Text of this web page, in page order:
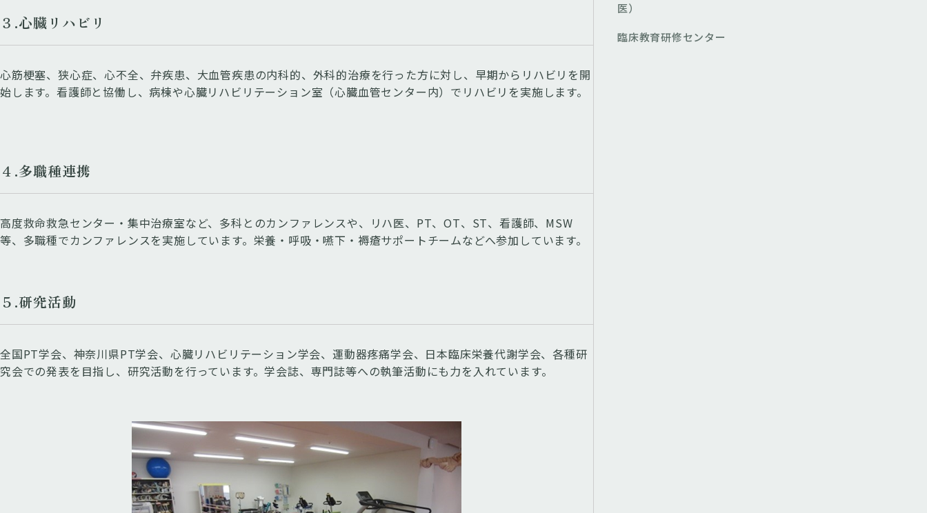
３.心臓リハビリ
心筋梗塞、狭心症、心不全、弁疾患、大血管疾患の内科的、外科的治療を行った方に対し、早期からリハビリを開
始します。看護師と協働し、病棟や心臓リハビリテーション室（心臓血管センター内）でリハビリを実施します。
４.多職種連携
高度救命救急センター・集中治療室など、多科とのカンファレンスや、リハ医、PT、OT、ST、看護師、MSW
等、多職種でカンファレンスを実施しています。栄養・呼吸・嚥下・褥瘡サポートチームなどへ参加しています。
５.研究活動
全国PT学会、神奈川県PT学会、心臓リハビリテーション学会、運動器疼痛学会、日本臨床栄養代謝学会、各種研
究会での発表を目指し、研究活動を行っています。学会誌、専門誌等への執筆活動にも力を入れています。
医）
臨床教育研修センター